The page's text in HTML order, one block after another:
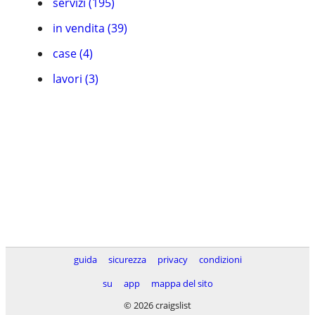
in vendita (39)
case (4)
lavori (3)
guida sicurezza privacy
condizioni
su
app
mappa del sito
© 2026 craigslist